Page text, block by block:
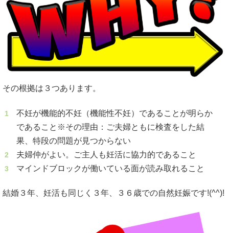
その根拠は３つあります。
不妊が機能的不妊（機能性不妊）であることが明らか
であること※その理由：ご夫婦ともに検査をした結
果、特段の問題が見つからない
夫婦仲がよい。ご主人も妊活に協力的であること
マインドブロックが働いている面が読み取れること
結婚３年、妊活も同じく３年、３６歳での自然妊娠です!(^^)!